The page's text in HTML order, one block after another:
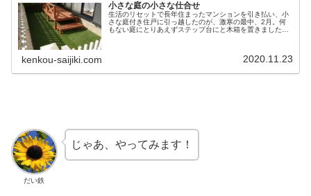
小さな庭の小さな仕合せ
生活のリセットで長年住まったマンションを引き払い、小
さな庭付き住戸に引っ越したのが、激寒の最中、2月。何
もない庭にとりあえずステップ台にと木箱を置きました。
kenkou-saijiki.com 2020.11.23
だい鉄
じゃあ、やってみます！